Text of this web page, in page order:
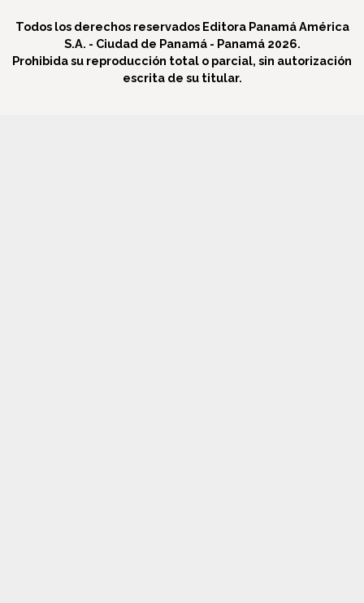
Todos los derechos reservados Editora Panamá América
S.A. - Ciudad de Panamá - Panamá 2026.
Prohibida su reproducción total o parcial, sin autorización
escrita de su titular.